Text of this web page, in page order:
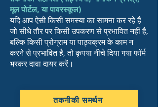
मूल पोर्टल, या पावरस्कूल)
यदि आप ऐसी किसी समस्या का सामना कर रहे हैं
जो सीधे तौर पर किसी उपकरण से प्रभावित नहीं है,
बल्कि किसी प्रोग्राम या पाठ्यक्रम के काम न
करने से प्रभावित है, तो कृपया नीचे दिया गया फॉर्म
भरकर दावा दायर करें।
तकनीकी समर्थन